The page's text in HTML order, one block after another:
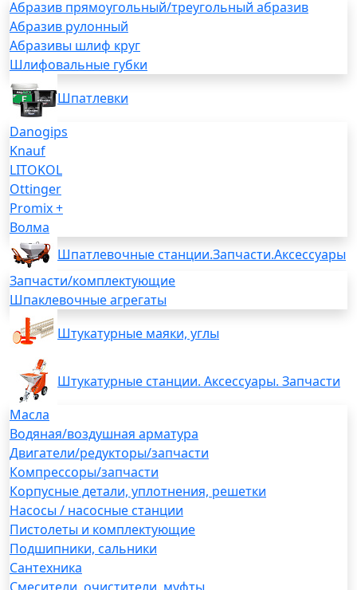
Абразив прямоугольный/треугольный абразив
Абразив рулонный
Абразивы шлиф круг
Шлифовальные губки
Шпатлевки
Danogips
Knauf
LITOKOL
Ottinger
Promix +
Волма
Шпатлевочные станции.Запчасти.Аксессуары
Запчасти/комплектующие
Шпаклевочные агрегаты
Штукатурные маяки, углы
Штукатурные станции. Аксессуары. Запчасти
Масла
Водяная/воздушная арматура
Двигатели/редукторы/запчасти
Компрессоры/запчасти
Корпусные детали, уплотнения, решетки
Насосы / насосные станции
Пистолеты и комплектующие
Подшипники, сальники
Сантехника